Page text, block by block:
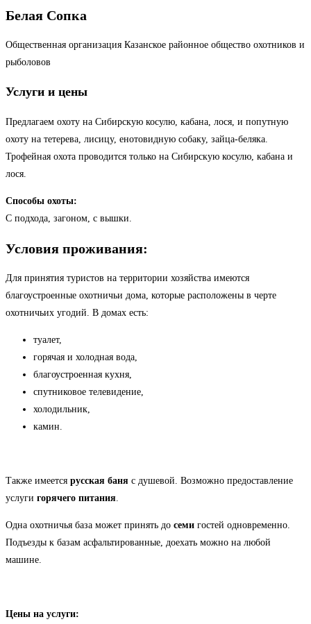
Белая Сопка
Общественная организация Казанское районное общество охотников и
рыболовов
Услуги и цены
Предлагаем охоту на Сибирскую косулю, кабана, лося, и попутную
охоту на тетерева, лисицу, енотовидную собаку, зайца-беляка.
Трофейная охота проводится только на Сибирскую косулю, кабана и
лося.
Способы охоты:
С подхода, загоном, с вышки.
Условия проживания:
Для принятия туристов на территории хозяйства имеются
благоустроенные охотничьи дома, которые расположены в черте
охотничьих угодий. В домах есть:
туалет,
горячая и холодная вода,
благоустроенная кухня,
спутниковое телевидение,
холодильник,
камин.
Также имеется русская баня с душевой. Возможно предоставление
услуги горячего питания.
Одна охотничья база может принять до семи гостей одновременно.
Подъезды к базам асфальтированные, доехать можно на любой
машине.
Цены на услуги: